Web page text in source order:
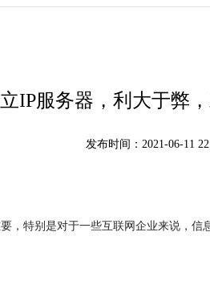
IP服务器，利大于弊
发布时间：2021-06-11
，特别是对于一些互联网企业来说，